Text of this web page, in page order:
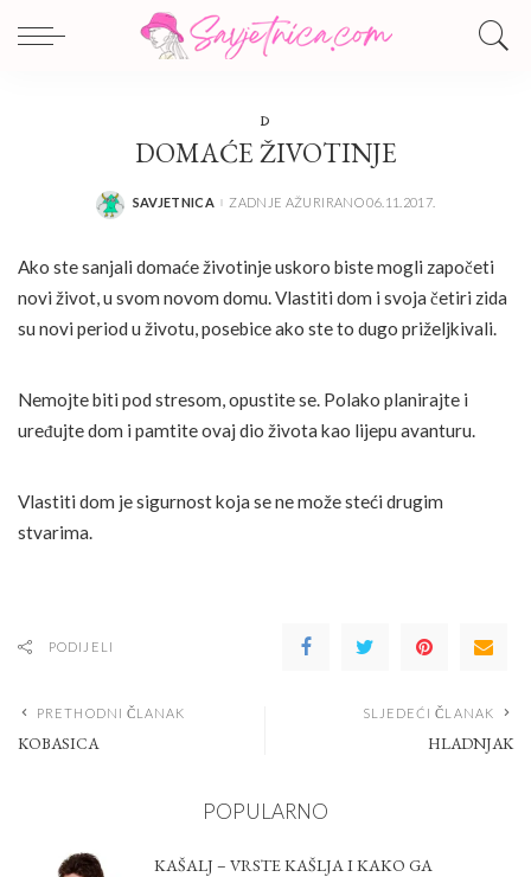
D
DOMAĆE ŽIVOTINJE
POSTED
SAVJETNICA ZADNJE AŽURIRANO 06.11.2017.
Ako ste sanjali domaće životinje uskoro biste mogli započeti
novi život, u svom novom domu. Vlastiti dom i svoja četiri zida
su novi period u životu, posebice ako ste to dugo priželjkivali.
Nemojte biti pod stresom, opustite se. Polako planirajte i
uređujte dom i pamtite ovaj dio života kao lijepu avanturu.
Vlastiti dom je sigurnost koja se ne može steći drugim
stvarima.
PODIJELI
PRETHODNI ČLANAK
KOBASICA
SLJEDEĆI ČLANAK
HLADNJAK
POPULARNO
KAŠALJ – VRSTE KAŠLJA I KAKO GA